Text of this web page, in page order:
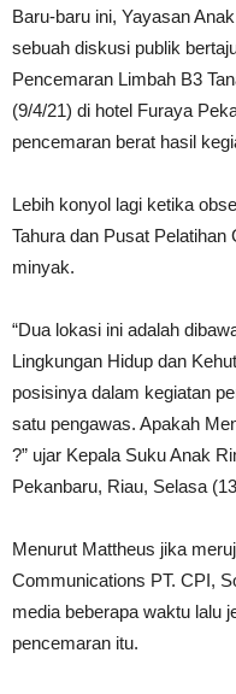
Baru-baru ini, Yayasan
sebuah diskusi publik
Pencemaran Limbah B3
(9/4/21) di hotel Furaya
pencemaran berat hasil
Lebih konyol lagi ketika
Tahura dan Pusat
minyak.
“Dua lokasi ini adalah
Lingkungan Hidup dan
posisinya dalam kegiatan
satu pengawas. Apakah
?” ujar Kepala Suku Anak
Pekanbaru, Riau, Selasa
Menurut Mattheus jika
Communications PT. CPI,
media beberapa waktu lalu
pencemaran itu.